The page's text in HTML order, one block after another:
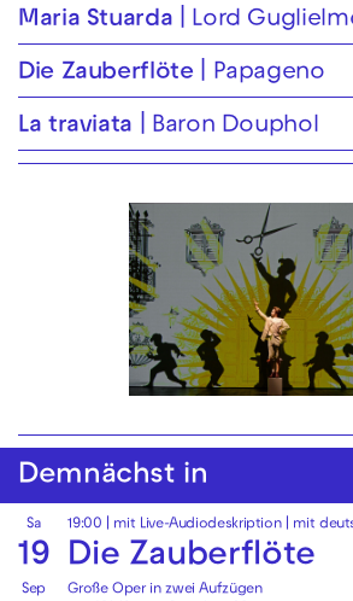
Maria Stuarda Lord
Die Zauberflöte Papageno
La traviata Baron Douphol
Demnächst in
Sa
19
Sep
19:00 | mit Live-Audiodeskription| mit
Die Zauberflöte
Große Oper in zwei Aufzügen